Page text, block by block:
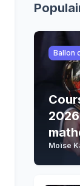
Ballon
son
Moïse